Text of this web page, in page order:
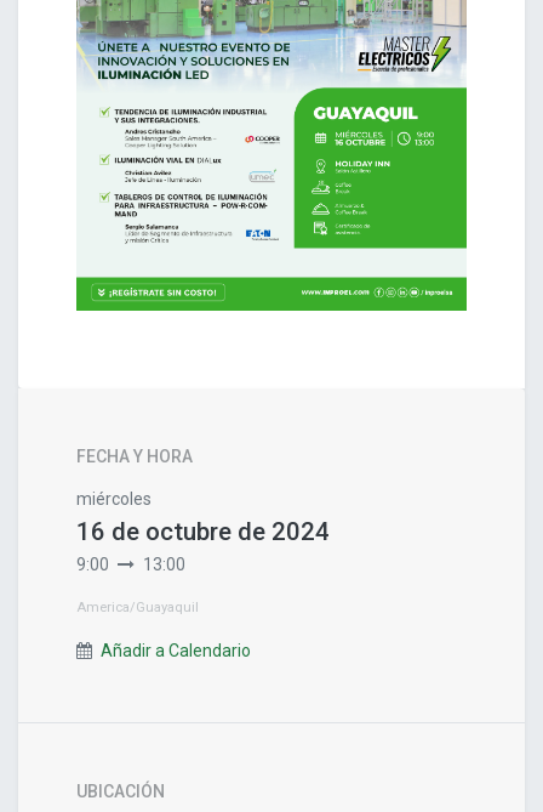
FECHA Y HORA
miércoles
16 de octubre de 2024
9:00 13:00
America/Guayaquil
Añadir a Calendario
UBICACIÓN